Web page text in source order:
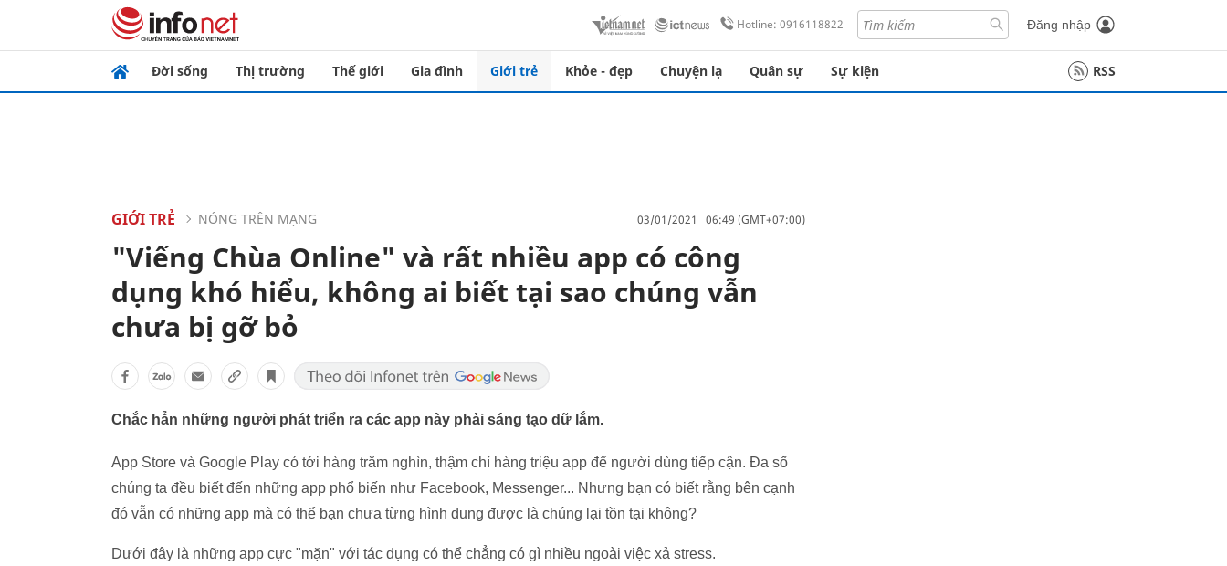
Hotline: 0916118822 Đăng nhập
Đời sống Thị trường Thế giới Gia đình Giới trẻ Khỏe - đẹp Chuyện lạ Quân sự Sự kiện RSS
GIỚI TRẺ NÓNG TRÊN MẠNG 03/01/2021 06:49 (GMT+07:00)
"Viếng Chùa Online" và rất nhiều app có công
dụng khó hiểu, không ai biết tại sao chúng vẫn
chưa bị gỡ bỏ
Chắc hẳn những người phát triển ra các app này phải sáng tạo dữ lắm.
App Store và Google Play có tới hàng trăm nghìn, thậm chí hàng triệu app để người dùng tiếp cận. Đa số
chúng ta đều biết đến những app phổ biến như Facebook, Messenger... Nhưng bạn có biết rằng bên cạnh
đó vẫn có những app mà có thể bạn chưa từng hình dung được là chúng lại tồn tại không?
Dưới đây là những app cực "mặn" với tác dụng có thể chẳng có gì nhiều ngoài việc xả stress.